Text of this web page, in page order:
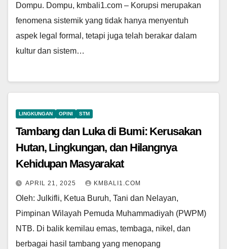
Dompu. Dompu, kmbali1.com – Korupsi merupakan
fenomena sistemik yang tidak hanya menyentuh
aspek legal formal, tetapi juga telah berakar dalam
kultur dan sistem…
LINGKUNGAN OPINI STM
Tambang dan Luka di Bumi: Kerusakan
Hutan, Lingkungan, dan Hilangnya
Kehidupan Masyarakat
APRIL 21, 2025 KMBALI1.COM
Oleh: Julkifli, Ketua Buruh, Tani dan Nelayan,
Pimpinan Wilayah Pemuda Muhammadiyah (PWPM)
NTB. Di balik kemilau emas, tembaga, nikel, dan
berbagai hasil tambang yang menopang